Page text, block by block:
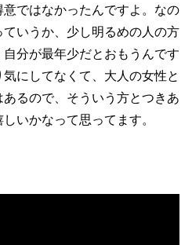
ではなかったんですよ。なの
いうか、少し明るめの人の方
分が最年少だとおもうんです
にしてなくて、大人の女性と
るので、そういう方とつきあ
いかなって思ってます。